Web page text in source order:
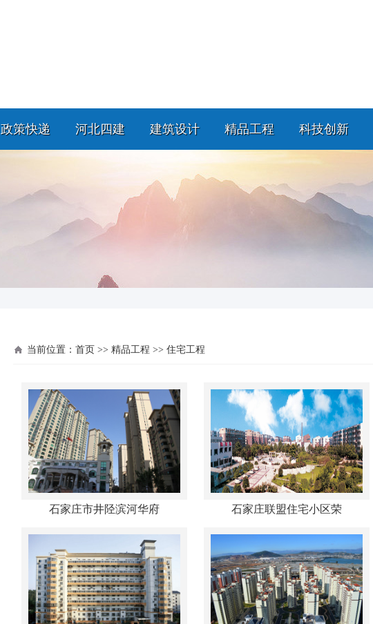
政策快递 河北四建 建筑设计 精品工程 科技创新
当前位置： 首页 >> 精品工程 >> 住宅工程
石家庄市井陉滨河华府 石家庄联盟住宅小区荣